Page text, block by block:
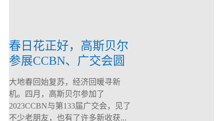
春日花正好，高斯贝尔
参展CCBN、广交会圆
满落幕！
大地春回始复苏，经济回暖寻新
机。四月，高斯贝尔参加了
2023CCBN与第133届广交会，见了
不少老朋友，也有了许多新收获...